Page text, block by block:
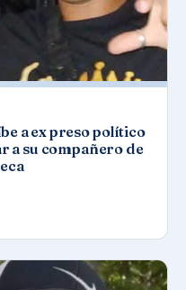
a ex preso político
a su compañero de